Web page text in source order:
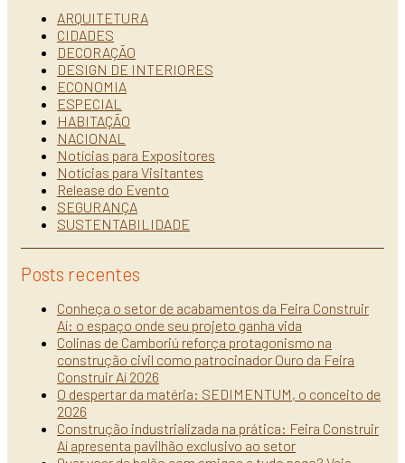
ARQUITETURA
CIDADES
DECORAÇÃO
DESIGN DE INTERIORES
ECONOMIA
ESPECIAL
HABITAÇÃO
NACIONAL
Notícias para Expositores
Notícias para Visitantes
Release do Evento
SEGURANÇA
SUSTENTABILIDADE
Posts recentes
Conheça o setor de acabamentos da Feira Construir
Aí: o espaço onde seu projeto ganha vida
Colinas de Camboriú reforça protagonismo na
construção civil como patrocinador Ouro da Feira
Construir Aí 2026
O despertar da matéria: SEDIMENTUM, o conceito de
2026
Construção industrializada na prática: Feira Construir
Aí apresenta pavilhão exclusivo ao setor